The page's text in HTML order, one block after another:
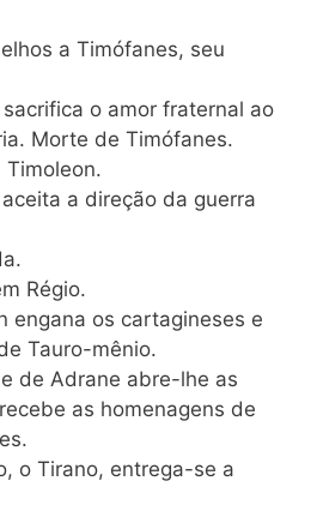
a Timófanes, seu
o amor fraternal ao
Morte de Timófanes.
Timoleon.
a direção da guerra
Régio.
engana os cartagineses e
Tauro-mênio.
de Adrane abre-lhe as
as homenagens de
o Tirano, entrega-se a